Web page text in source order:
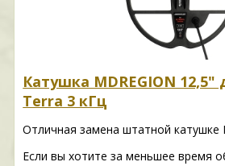
Катушка MDREGION 12,5"
Terra 3 кГц
Отличная замена штатной катушке
Если вы хотите за меньшее время